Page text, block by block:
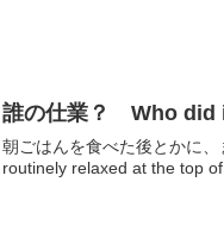
誰の仕業？ Who did
朝ごはんを食べた後とかに